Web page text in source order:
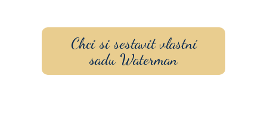
Chci si sestavit vlastní
sadu Waterman